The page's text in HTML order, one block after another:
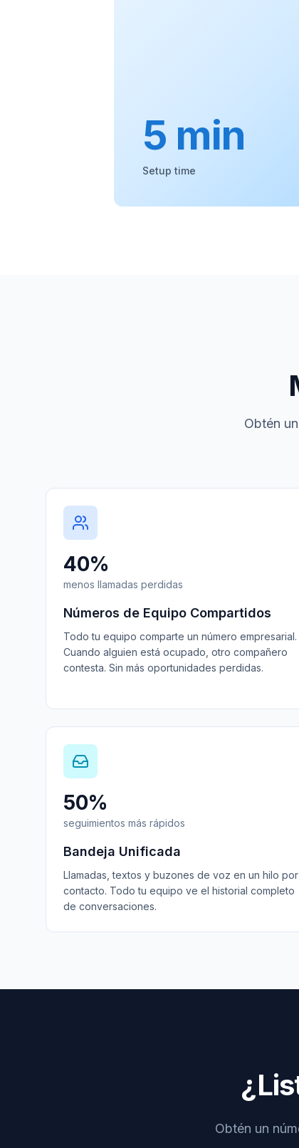
5 min
Setup time
Obtén
40%
menos llamadas perdidas
Números de Equipo Compartidos
Todo tu equipo comparte un número empresarial.
Cuando alguien está ocupado, otro compañero
contesta. Sin más oportunidades perdidas.
50%
seguimientos más rápidos
Bandeja Unificada
Llamadas, textos y buzones de voz en un hilo por
contacto. Todo tu equipo ve el historial completo
de conversaciones.
Obtén un